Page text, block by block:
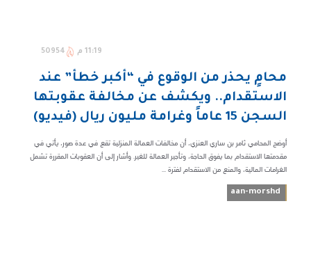
11:19 م 50954
محامٍ يحذر من الوقوع في “أكبر خطأ” عند
الاستقدام.. ويكشف عن مخالفة عقوبتها
السجن 15 عاماً وغرامة مليون ريال (فيديو)
أوضح المحامي ثامر بن ساري العنزي، أن مخالفات العمالة المنزلية تقع في عدة صور، يأتي في
مقدمتها الاستقدام بما يفوق الحاجة، وتأجير العمالة للغير. وأشار إلى أن العقوبات المقررة تشمل
الغرامات المالية، والمنع من الاستقدام لفترة ...
aan-morshd